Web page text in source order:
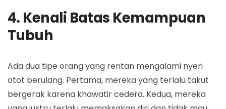
4. Kenali Batas Kemampuan
Tubuh
Ada dua tipe orang yang rentan mengalami nyeri
otot berulang. Pertama, mereka yang terlalu takut
bergerak karena khawatir cedera. Kedua, mereka